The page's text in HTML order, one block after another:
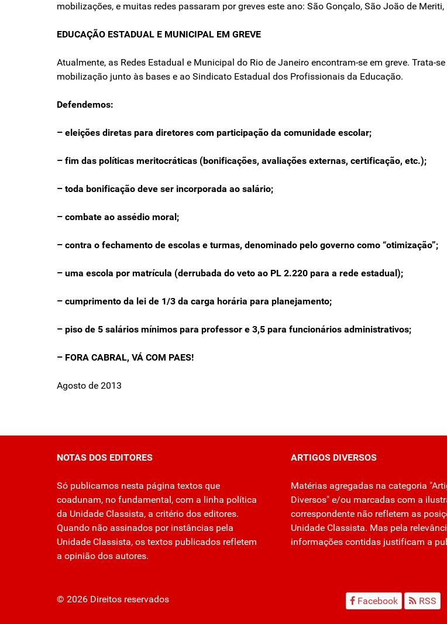
mobilizações, e muitas redes passaram por greves este ano: São Gonçalo, São João de
EDUCAÇÃO ESTADUAL E MUNICIPAL EM GREVE
Atualmente, as Redes Estadual e Municipal do Rio de Janeiro encontram-se em greve.
mobilização junto às bases e ao Sindicato Estadual dos Profissionais da Educação.
Defendemos:
– eleições diretas para diretores com participação da comunidade escolar;
– fim das políticas meritocráticas (bonificações, avaliações externas, certificação, etc.);
– toda bonificação deve ser incorporada ao salário;
– combate ao assédio moral;
– contra o fechamento de escolas e turmas, denominado pelo governo como “otimização”;
– uma escola por matrícula (derrubada do veto ao PL 2.220 para a rede estadual);
– cumprimento da lei de 1/3 da carga horária para planejamento;
– piso de 5 salários mínimos para professor e 3,5 para funcionários administrativos;
– FORA CABRAL, VÁ COM PAES!
Agosto de 2013
NOTAS DOS EDITORES
Só publicamos nesta página textos que
coadunam, no fundamental, com a linha política
da Unidade Classista, a critério dos editores.
Quando não assinados por instâncias pela
Unidade Classista, os textos publicados refletem
a opinião dos autores.
ARTIGOS DIVERSOS
Matérias agregadas na categoria
Diversos" e/ou marcadas com a
correspondente não refletem as
Unidade Classista. Mas pela
informações contidas justificam a
© 2026 Direitos reservados Facebook RSS